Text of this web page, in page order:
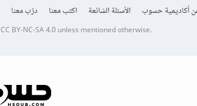
أكاديمية حسوب الأسئلة الشائعة اكتب معنا درّب معنا
CC BY-NC-SA 4.0unless mentioned otherwise.